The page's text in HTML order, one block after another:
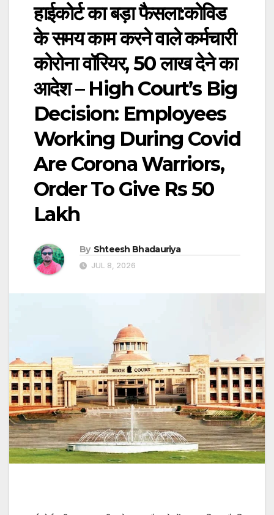
हाईकोर्ट का बड़ा फैसला:कोविड
के समय काम करने वाले कर्मचारी
कोरोना वॉरियर, 50 लाख देने का
आदेश – High Court’s Big
Decision: Employees
Working During Covid
Are Corona Warriors,
Order To Give Rs 50
Lakh
By Shteesh Bhadauriya
JUL 8, 2026